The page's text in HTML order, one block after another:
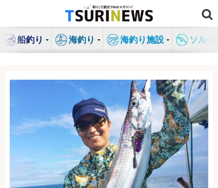
ン
船釣り 海釣り 海釣り施設 ソル